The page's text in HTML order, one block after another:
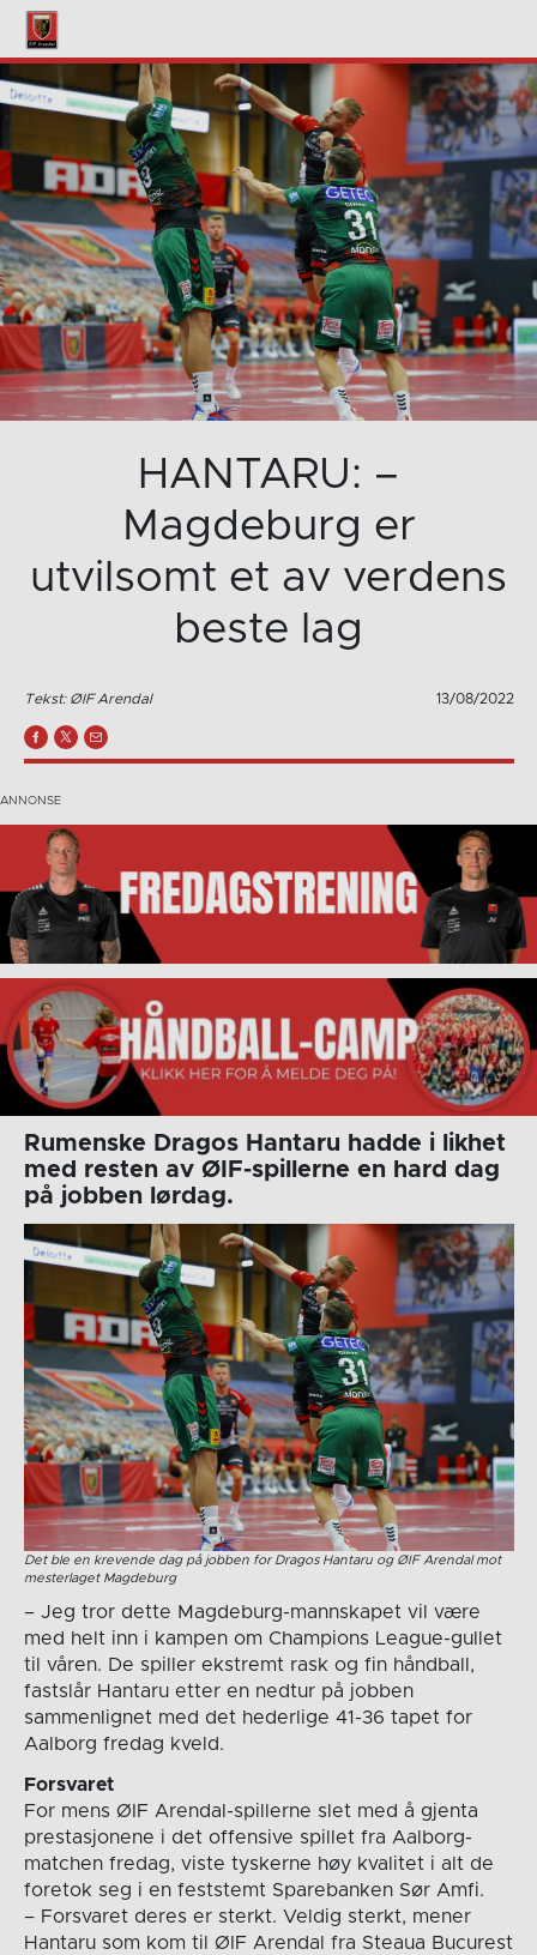
HANTARU: –
Magdeburg er
utvilsomt et av verdens
beste lag
Tekst: ØIF Arendal 13/08/2022
Rumenske Dragos Hantaru hadde i likhet
med resten av ØIF-spillerne en hard dag
på jobben lørdag.
Det ble en krevende dag på jobben for Dragos Hantaru og ØIF Arendal mot
mesterlaget Magdeburg
– Jeg tror dette Magdeburg-mannskapet vil være
med helt inn i kampen om Champions League-gullet
til våren. De spiller ekstremt rask og fin håndball,
fastslår Hantaru etter en nedtur på jobben
sammenlignet med det hederlige 41-36 tapet for
Aalborg fredag kveld.
Forsvaret
For mens ØIF Arendal-spillerne slet med å gjenta
prestasjonene i det offensive spillet fra Aalborg-
matchen fredag, viste tyskerne høy kvalitet i alt de
foretok seg i en feststemt Sparebanken Sør Amfi.
– Forsvaret deres er sterkt. Veldig sterkt, mener
Hantaru som kom til ØIF Arendal fra Steaua Bucurest